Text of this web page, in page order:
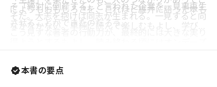
そ「絶対に倒産する」と言われた企業を、見事再生
させることができたのだろう。
そだ。大志を抱けば同志が生まれる。一見すると向
をもたらした。数字だけを眺めていたら、けっして
なし得なかった偉業といえる。
によりもおもしろさを、これほど雄弁に語った本も
なかなかない。単純に読んで楽しむもよし、学びを
る。本書の要点